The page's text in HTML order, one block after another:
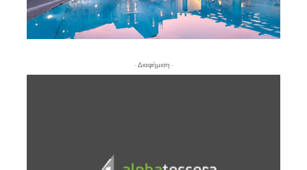
- Διαφήμιση -